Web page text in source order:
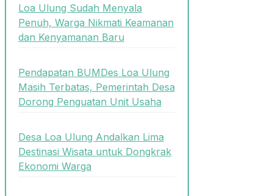
Loa Ulung Sudah Menyala
Penuh, Warga Nikmati Keamanan
dan Kenyamanan Baru
Pendapatan BUMDes Loa Ulung
Masih Terbatas, Pemerintah Desa
Dorong Penguatan Unit Usaha
Desa Loa Ulung Andalkan Lima
Destinasi Wisata untuk Dongkrak
Ekonomi Warga